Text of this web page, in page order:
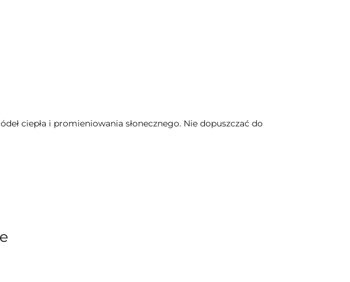
ciepła i promieniowania słonecznego. Nie dopuszczać do